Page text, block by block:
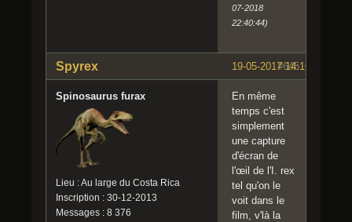
07-2018
22:40:44)
#645
19-05-2017 14:16:48
Spyrex
Spinosaurus furax
Lieu : Au large du Costa Rica
Inscription : 30-12-2013
Messages : 8 376
En même
temps c'est
simplement
une capture
d'écran de
l'œil de l'I. rex
tel qu'on le
voit dans le
film, v'là la